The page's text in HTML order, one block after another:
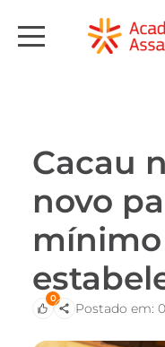
Cacau
novo
0
Postado em: